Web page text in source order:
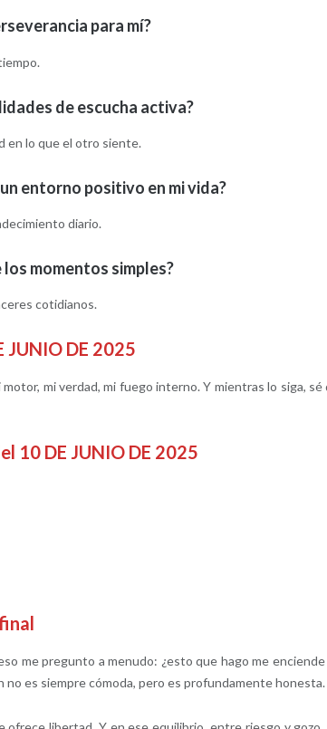
para mí?
de escucha activa?
en lo que el otro siente.
entorno positivo en mi vida?
diario.
momentos simples?
cotidianos.
DE 2025
mi verdad, mi fuego interno. Y mientras lo siga, sé
10 DE JUNIO DE 2025
me pregunto a menudo: ¿esto que hago me
no es siempre cómoda, pero es profundamente honesta.